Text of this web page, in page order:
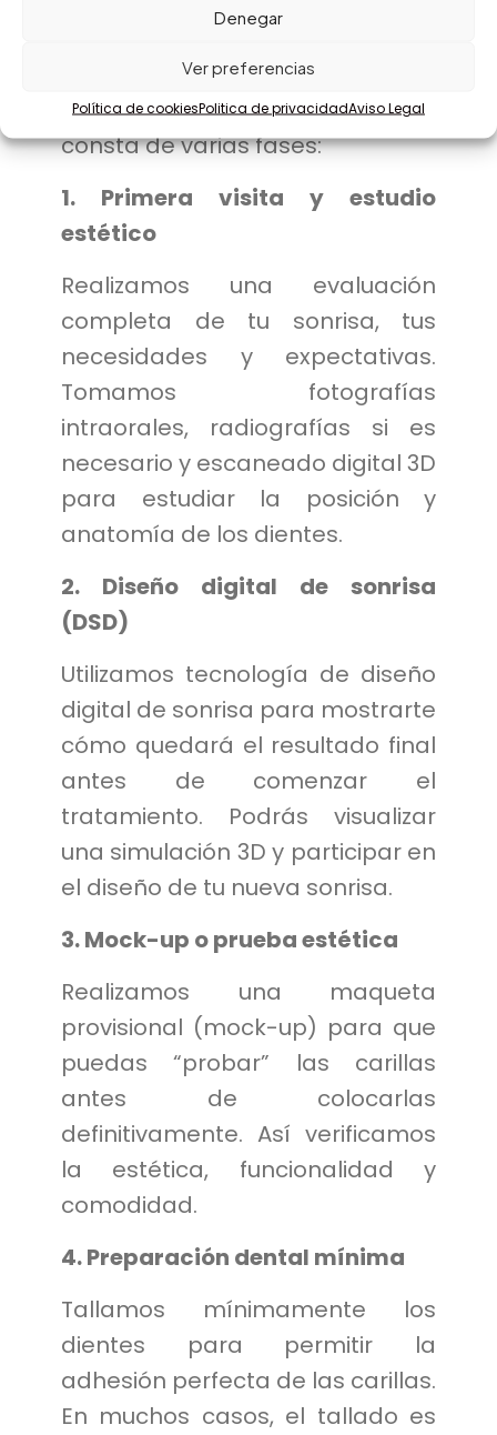
Denegar
Ver preferencias
Política de cookiesPolitica de privacidadAviso Legal
resultado estético y funcional
para cada paciente. El proceso
consta de varias fases:
1. Primera visita y estudio
estético
Realizamos una evaluación
completa de tu sonrisa, tus
necesidades y expectativas.
Tomamos fotografías
intraorales, radiografías si es
necesario y escaneado digital 3D
para estudiar la posición y
anatomía de los dientes.
2. Diseño digital de sonrisa
(DSD)
Utilizamos tecnología de diseño
digital de sonrisa para mostrarte
cómo quedará el resultado final
antes de comenzar el
tratamiento. Podrás visualizar
una simulación 3D y participar en
el diseño de tu nueva sonrisa.
3. Mock-up o prueba estética
Realizamos una maqueta
provisional (mock-up) para que
puedas “probar” las carillas
antes de colocarlas
definitivamente. Así verificamos
la estética, funcionalidad y
comodidad.
4. Preparación dental mínima
Tallamos mínimamente los
dientes para permitir la
adhesión perfecta de las carillas.
En muchos casos, el tallado es